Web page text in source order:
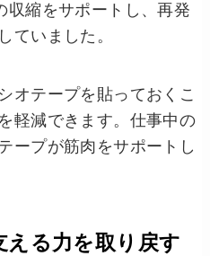
収縮をサポートし、再発
ていました。
オテープを貼っておくこ
軽減できます。仕事中の
ープが筋肉をサポートし
える力を取り戻す